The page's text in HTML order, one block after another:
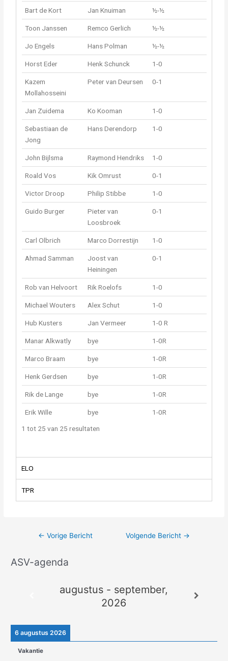
Bart de Kort Jan Knuiman ½-½
Toon Janssen Remco Gerlich ½-½
Jo Engels Hans Polman ½-½
Horst Eder Henk Schunck 1-0
Kazem
Mollahosseini
Peter van Deursen 0-1
Jan Zuidema Ko Kooman 1-0
Sebastiaan de
Jong
Hans Derendorp 1-0
John Bijlsma Raymond Hendriks 1-0
Roald Vos Kik Omrust 0-1
Victor Droop Philip Stibbe 1-0
Guido Burger
Pieter van
Loosbroek
0-1
Carl Olbrich Marco Dorrestijn 1-0
Ahmad Samman
Joost van
Heiningen
0-1
Rob van Helvoort Rik Roelofs 1-0
Michael Wouters Alex Schut 1-0
Hub Kusters Jan Vermeer 1-0 R
Manar Alkwatly bye 1-0R
Marco Braam bye 1-0R
Henk Gerdsen bye 1-0R
Rik de Lange bye 1-0R
Erik Wille bye
1-0R
1 tot 25 van 25 resultaten
ELO
TPR
← Vorige Bericht Volgende Bericht →
ASV-agenda
augustus - september,
2026
6 augustus 2026
Vakantie
A